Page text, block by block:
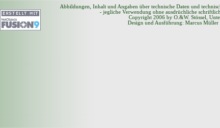
Abbildungen, Inhalt und Angaben über technische Daten und
- jegliche Verwendung ohne ausdrüchliche
Copyright 2006 by O.&W. Stössel,
Design und Ausführung: Marcus